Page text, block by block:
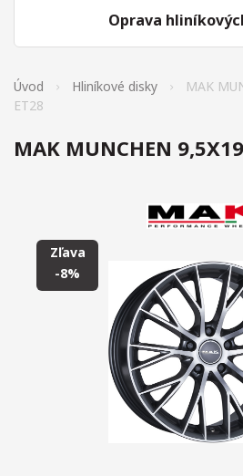
Oprava
Úvod Hliníkové disky
MAK
ET28
MAK MUNCHEN
Zľava
-8%